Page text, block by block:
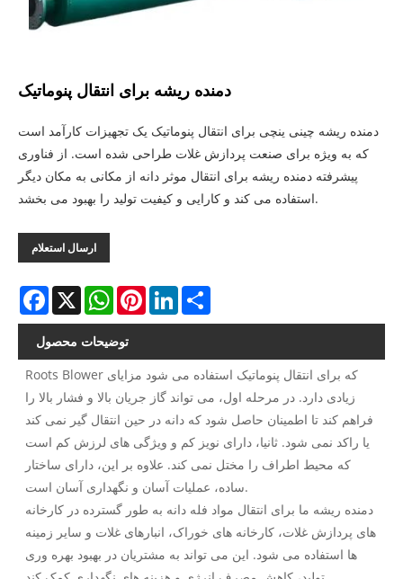
دمنده ریشه برای انتقال پنوماتیک
دمنده ریشه چینی ینچی برای انتقال پنوماتیک یک تجهیزات کارآمد است
که به ویژه برای صنعت پردازش غلات طراحی شده است. از فناوری
پیشرفته دمنده ریشه برای انتقال موثر دانه از مکانی به مکان دیگر
استفاده می کند و کارایی و کیفیت تولید را بهبود می بخشد.
ارسال استعلام
Facebook
X WhatsAppPinterestLinkedIn
توضیحات محصول
Roots Blower که برای انتقال پنوماتیک استفاده می شود مزایای
زیادی دارد. در مرحله اول، می تواند گاز جریان بالا و فشار بالا را
فراهم کند تا اطمینان حاصل شود که دانه در حین انتقال گیر نمی کند
یا راکد نمی شود. ثانیا، دارای نویز کم و ویژگی های لرزش کم است
که محیط اطراف را مختل نمی کند. علاوه بر این، دارای ساختار
ساده، عملیات آسان و نگهداری آسان است.
دمنده ریشه ما برای انتقال مواد فله دانه به طور گسترده در کارخانه
های پردازش غلات، کارخانه های خوراک، انبارهای غلات و سایر زمینه
ها استفاده می شود. این می تواند به مشتریان در بهبود بهره وری